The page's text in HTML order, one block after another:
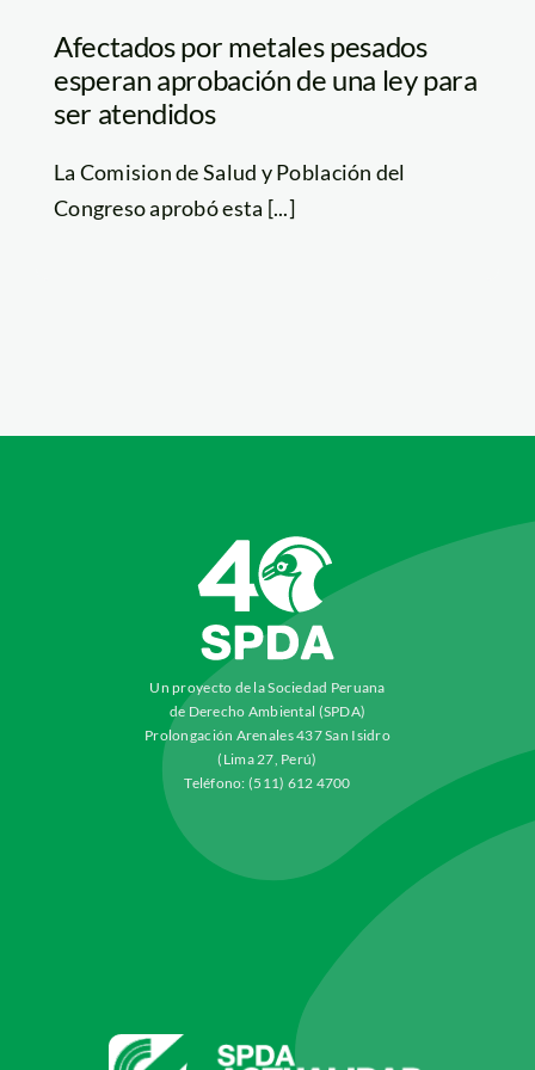
Afectados por metales pesados
esperan aprobación de una ley para
ser atendidos
La Comision de Salud y Población del
Congreso aprobó esta [...]
Un proyecto de la Sociedad Peruana
de Derecho Ambiental (SPDA)
Prolongación Arenales 437 San Isidro
(Lima 27, Perú)
Teléfono: (511) 612 4700